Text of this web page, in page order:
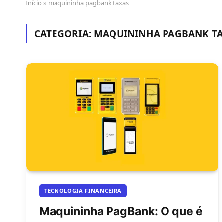
Início » maquininha pagbank taxas
CATEGORIA: MAQUININHA PAGBANK
TECNOLOGIA FINANCEIRA
Maquininha PagBank: O que é